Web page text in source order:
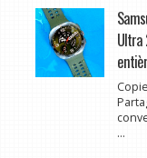
Ultra
...